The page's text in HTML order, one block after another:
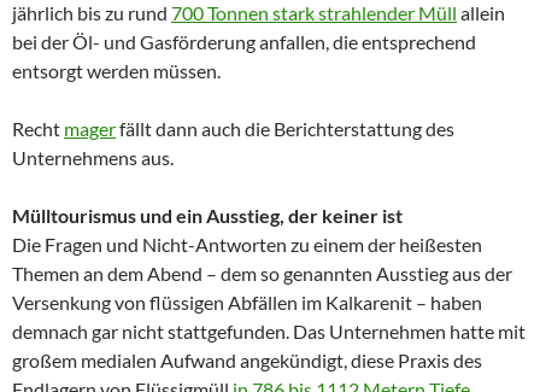
jährlich bis zu rund 700 Tonnen stark strahlender Müll allein
bei der Öl- und Gasförderung anfallen, die entsprechend
entsorgt werden müssen.
Recht magerfällt dann auch die Berichterstattung des
Unternehmens aus.
Mülltourismus und ein Ausstieg, der keiner ist
Die Fragen und Nicht-Antworten zu einem der heißesten
Themen an dem Abend – dem so genannten Ausstieg aus der
Versenkung von flüssigen Abfällen im Kalkarenit – haben
demnach gar nicht stattgefunden. Das Unternehmen hatte mit
großem medialen Aufwand angekündigt, diese Praxis des